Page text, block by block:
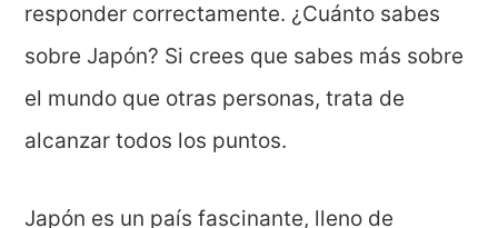
responder correctamente. ¿Cuánto sabes
sobre Japón? Si crees que sabes más sobre
el mundo que otras personas, trata de
alcanzar todos los puntos.
Japón es un país fascinante, lleno de